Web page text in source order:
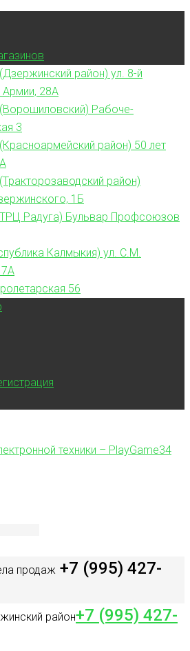
район) ул. 8-й
28А
Рабоче-
3
район) 50 лет
район)
1Б
Радуга) Бульвар Профсоюзов
Калмыкия) ул. С.М.
7А
56
продаж +7 (995) 427-
район+7 (995) 427-